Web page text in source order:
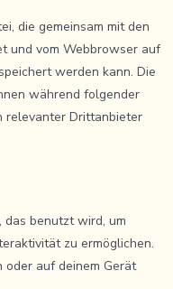
die gemeinsam mit den
und vom Webbrowser auf
werden kann. Die
während folgender
relevanter Drittanbieter
das benutzt wird, um
zu ermöglichen.
oder auf deinem Gerät